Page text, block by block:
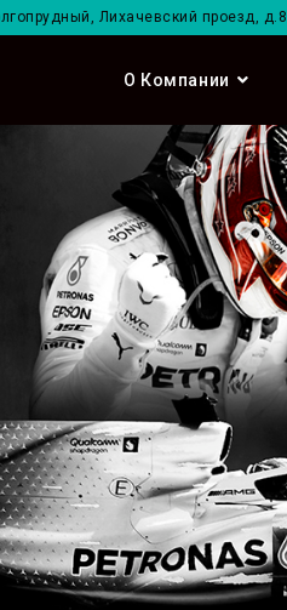
Лихачевский проезд, д.8
О Компании